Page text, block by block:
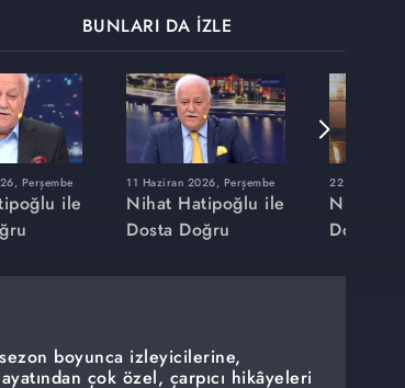
BUNLARI DA İZLE
Perşembe
ile
11 Haziran 2026, Perşembe
Nihat Hatipoğlu ile
Dosta Doğru
22 Mayıs
Nihat
Dosta
boyunca izleyicilerine,
çok özel, çarpıcı hikâyeleri